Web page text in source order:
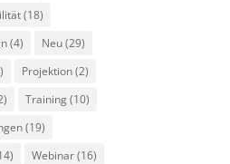
(18)
(4) Neu(29)
Projektion(2)
Training(10)
(19)
Webinar(16)